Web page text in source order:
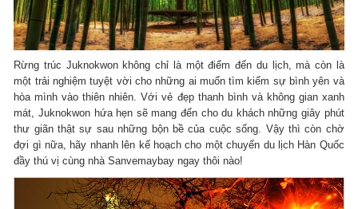
Rừng trúc Juknokwon không chỉ là một điểm đến du lịch, mà còn là
một trải nghiệm tuyệt vời cho những ai muốn tìm kiếm sự bình yên và
hòa mình vào thiên nhiên. Với vẻ đẹp thanh bình và không gian xanh
mát, Juknokwon hứa hẹn sẽ mang đến cho du khách những giây phút
thư giãn thật sự sau những bộn bề của cuộc sống. Vậy thì còn chờ
đợi gì nữa, hãy nhanh lên kế hoạch cho một chuyến du lịch Hàn Quốc
đầy thú vị cùng nhà Sanvemaybay ngay thôi nào!